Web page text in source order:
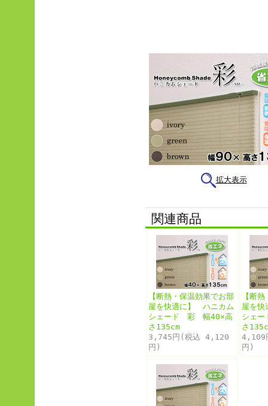
拡大表示
関連商品
【断熱・保温効果でお部
屋を快適に】 ハニカム
シェード 彩 幅40×高
さ135cm
3,745円(税込 4,120
円)
【断
屋を
シェ
さ
4,109
円)